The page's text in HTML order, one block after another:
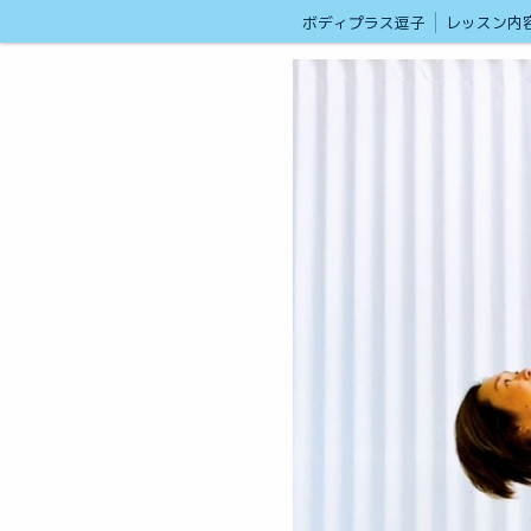
ボディプラス逗子
レッスン内
ヨガ・ピラティス・サーキット 〜カラダ快適プラスα〜 「Body+ 逗子」